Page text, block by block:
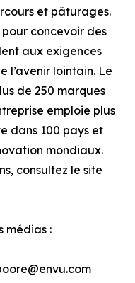
et pâturages.
concevoir des
aux exigences
l’avenir lointain. Le
de 250 marques
emploie plus
dans 100 pays et
mondiaux.
consultez le site
médias :